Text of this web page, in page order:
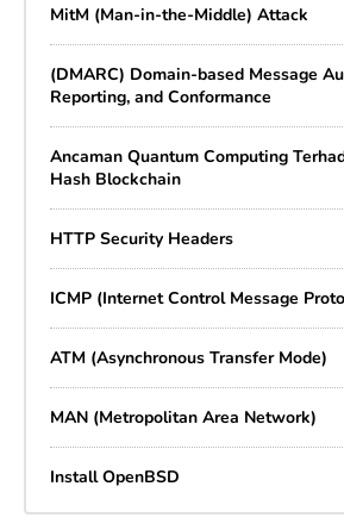
MitM (Man-in-the-Middle) Attack
(DMARC) Domain-based Message
Reporting, and Conformance
Ancaman Quantum Computing
Hash Blockchain
HTTP Security Headers
ICMP (Internet Control Message
ATM (Asynchronous Transfer Mode)
MAN (Metropolitan Area Network)
Install OpenBSD